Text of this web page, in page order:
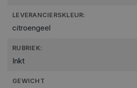
LEVERANCIERSKLEUR:
citroengeel
RUBRIEK:
Inkt
GEWICHT